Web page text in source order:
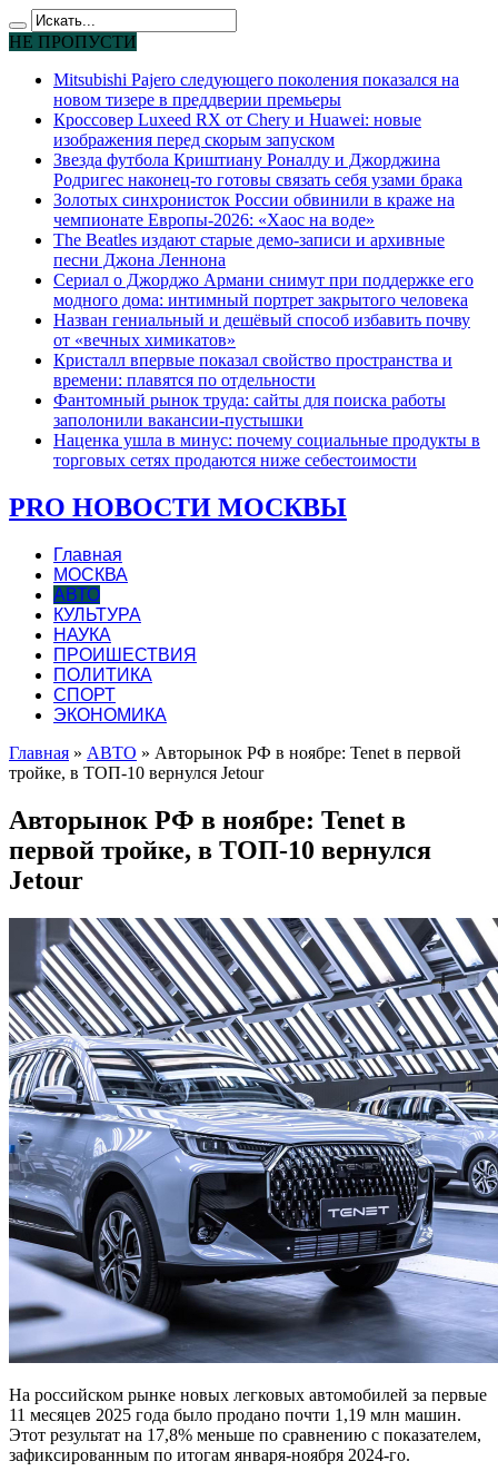
НЕ ПРОПУСТИ
Mitsubishi Pajero следующего поколения показался на
новом тизере в преддверии премьеры
Кроссовер Luxeed RX от Chery и Huawei: новые
изображения перед скорым запуском
Звезда футбола Криштиану Роналду и Джорджина
Родригес наконец-то готовы связать себя узами брака
Золотых синхронисток России обвинили в краже на
чемпионате Европы-2026: «Хаос на воде»
The Beatles издают старые демо-записи и архивные
песни Джона Леннона
Сериал о Джорджо Армани снимут при поддержке его
модного дома: интимный портрет закрытого человека
Назван гениальный и дешёвый способ избавить почву
от «вечных химикатов»
Кристалл впервые показал свойство пространства и
времени: плавятся по отдельности
Фантомный рынок труда: сайты для поиска работы
заполонили вакансии-пустышки
Наценка ушла в минус: почему социальные продукты в
торговых сетях продаются ниже себестоимости
PRO НОВОСТИ МОСКВЫ
Главная
МОСКВА
АВТО
КУЛЬТУРА
НАУКА
ПРОИШЕСТВИЯ
ПОЛИТИКА
СПОРТ
ЭКОНОМИКА
Главная » АВТО » Авторынок РФ в ноябре: Tenet в первой
тройке, в ТОП-10 вернулся Jetour
Авторынок РФ в ноябре: Tenet в
первой тройке, в ТОП-10 вернулся
Jetour
На российском рынке новых легковых автомобилей за первые
11 месяцев 2025 года было продано почти 1,19 млн машин.
Этот результат на 17,8% меньше по сравнению с показателем,
зафиксированным по итогам января-ноября 2024-го.